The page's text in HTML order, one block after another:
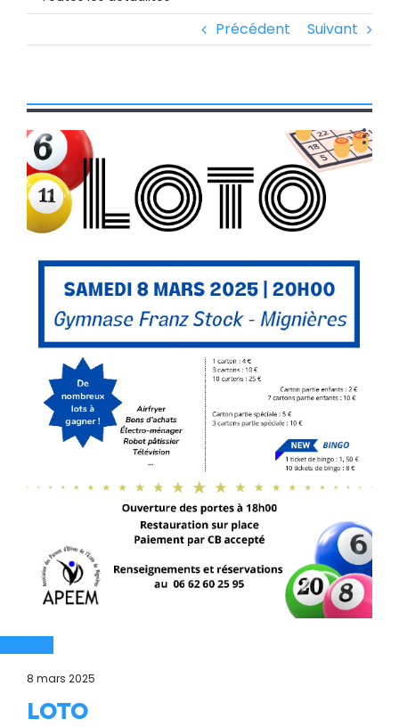
Précédent Suivant
Voir
l'image
agrandie
8 mars 2025
LOTO